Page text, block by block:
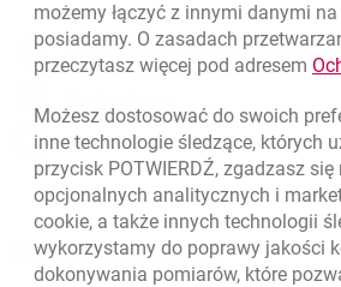
Znajdź placówkę lub bankomat
Oceń nas otwiera się w nowej
Złóż wniosek przez internet
możemy łączyć z innymi danymi
posiadamy. O zasadach
przeczytasz więcej pod adresem
Możesz dostosować do swoich
inne technologie śledzące, których
przycisk POTWIERDŹ, zgadzasz
opcjonalnych analitycznych i
cookie, a także innych technologii
wykorzystamy do poprawy jakości
dokonywania pomiarów, które